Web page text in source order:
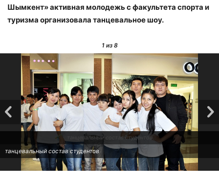
Шымкент» активная молодежь с факультета спорта и
туризма организовала танцевальное шоу.
1из 8
танцевальный состав студентов
танцевальный состав студентов